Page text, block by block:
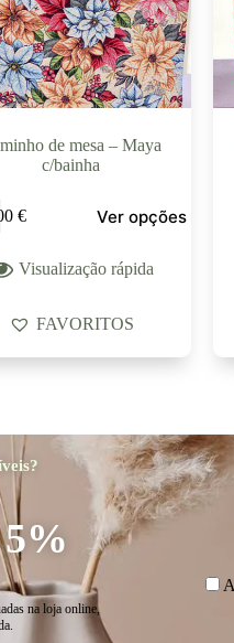
de mesa – Maya
c/bainha
€ Ver opções
Visualização rápida
FAVORITOS
na loja online,